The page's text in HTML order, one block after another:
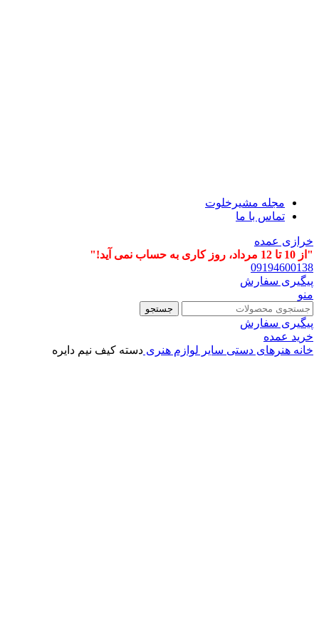
مجله مشیرخلوت
تماس با ما
خرازی عمده
"از 10 تا 12 مرداد، روز کاری به حساب نمی آید!"
09194600138
پیگیری سفارش
منو
جستجو
پیگیری سفارش
خرید عمده
خانه هنرهای دستی سایر لوازم هنری دسته کیف نیم دایره